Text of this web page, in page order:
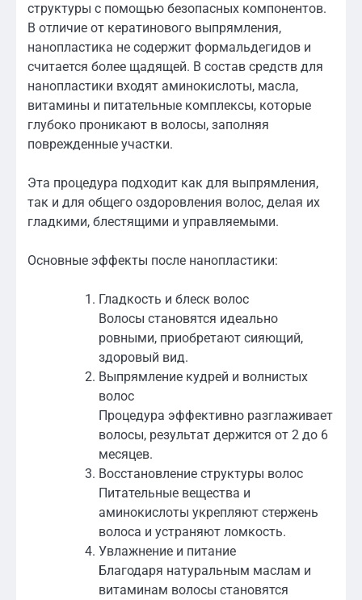
структуры с помощью безопасных компонентов.
В отличие от кератинового выпрямления,
нанопластика не содержит формальдегидов и
считается более щадящей. В состав средств для
нанопластики входят аминокислоты, масла,
витамины и питательные комплексы, которые
глубоко проникают в волосы, заполняя
поврежденные участки.
Эта процедура подходит как для выпрямления,
так и для общего оздоровления волос, делая их
гладкими, блестящими и управляемыми.
Основные эффекты после нанопластики:
Гладкость и блеск волос
Волосы становятся идеально
ровными, приобретают сияющий,
здоровый вид.
Выпрямление кудрей и волнистых
волос
Процедура эффективно разглаживает
волосы, результат держится от 2 до 6
месяцев.
Восстановление структуры волос
Питательные вещества и
аминокислоты укрепляют стержень
волоса и устраняют ломкость.
Увлажнение и питание
Благодаря натуральным маслам и
витаминам волосы становятся